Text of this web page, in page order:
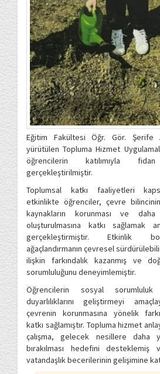
Eğitim Fakültesi Öğr. Gör. Şerife
yürütülen Topluma Hizmet
öğrencilerin katılımıyla
gerçekleştirilmiştir.
Toplumsal katkı faaliyetleri
etkinlikte öğrenciler, çevre
kaynakların korunması ve
oluşturulmasına katkı sağlamak
gerçekleştirmiştir. Etkinlik
ağaçlandırmanın çevresel
ilişkin farkındalık kazanmış ve
sorumluluğunu deneyimlemiştir.
Öğrencilerin sosyal
duyarlılıklarını geliştirmeyi
çevrenin korunmasına yönelik
katkı sağlamıştır. Topluma hizmet
çalışma, gelecek nesillere daha
bırakılması hedefini
vatandaşlık becerilerinin gelişimine